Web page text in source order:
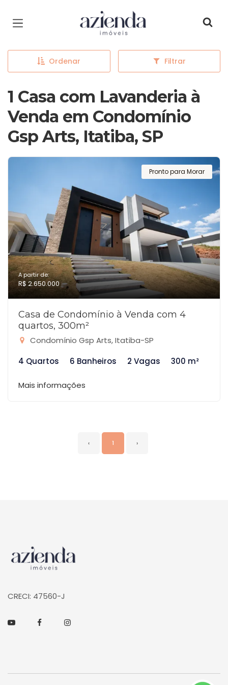
Página inicial
Ordenar Filtrar
1 Casa com Lavanderia à
Venda em Condomínio
Gsp Arts, Itatiba, SP
Pronto para Morar
A partir de:
R$ 2.650.000
Casa de Condomínio à Venda com 4
quartos, 300m²
Condomínio Gsp Arts, Itatiba-SP
4 Quartos
6 Banheiros 2 Vagas 300 m²
Mais informações
‹ 1 ›
Página inicial
CRECI: 47560-J
YoutubeFacebookInstagram